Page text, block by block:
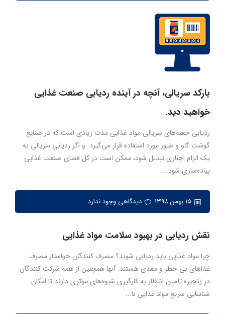
بارکد سریالی، آنچه در آینده ردیابی صنعت غذایی
خواهید دید.
ردیابی جعبه‌های سریالی مواد غذایی مدت زیادی است که در صنایع
گوشت گاو و طیور مورد استفاده قرار می‌گیرد و اگر ردیابی سریالی به
یک الزام اجباری تبدیل شود، ممکن است در کل فضای صنعت غذایی
پیاده‌سازی شود....
۱۵ بهمن ۱۳۹۸ دیدگاهی وجود ندارد
نقش ردیابی در بهبود سلامت مواد غذایی
چرا مواد غذایی باید ردیابی شوند؟ مصرف کنندگان خواستار مصرف
غذاهای بی خطر و مغذی هستند. آنها همچنین از همه شرکت کنندگان
در زنجیره تأمین انتظار به کارگیری شیوه‌های مؤثری دارند تا امکان
شناسایی سریع مواد غذایی نا...